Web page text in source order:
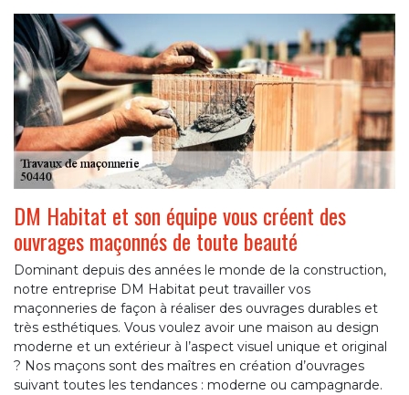
DM Habitat et son équipe vous créent des
ouvrages maçonnés de toute beauté
Dominant depuis des années le monde de la construction,
notre entreprise DM Habitat peut travailler vos
maçonneries de façon à réaliser des ouvrages durables et
très esthétiques. Vous voulez avoir une maison au design
moderne et un extérieur à l’aspect visuel unique et original
? Nos maçons sont des maîtres en création d’ouvrages
suivant toutes les tendances : moderne ou campagnarde.